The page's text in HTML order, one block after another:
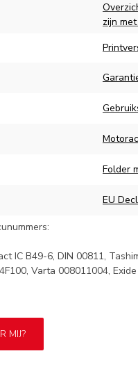
zijn
Folder
EU
IC B49-6, DIN 00811,
Varta 008011004,
MIJ?